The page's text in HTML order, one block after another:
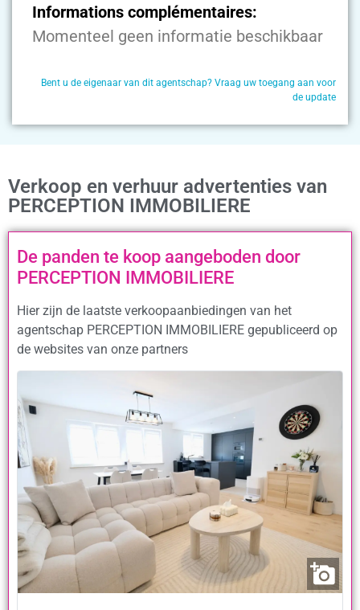
Informations complémentaires:
Momenteel geen informatie beschikbaar
Bent u de eigenaar van dit agentschap? Vraag uw toegang aan voor
de update
Verkoop en verhuur advertenties van
PERCEPTION IMMOBILIERE
De panden te koop aangeboden door
PERCEPTION IMMOBILIERE
Hier zijn de laatste verkoopaanbiedingen van het
agentschap PERCEPTION IMMOBILIERE gepubliceerd op
de websites van onze partners